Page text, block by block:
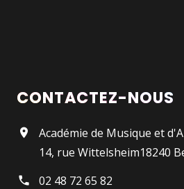
CONTACTEZ-NOUS
Académie de Musique et
14, rue Wittelsheim18240
02 48 72 65 82